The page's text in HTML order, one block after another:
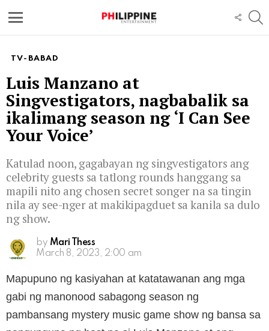
TV-BABAD
Luis Manzano at
Singvestigators, nagbabalik sa
ikalimang season ng ‘I Can See
Your Voice’
Katulad noon, gagabayan ng singvestigators ang
celebrity guests sa tatlong rounds hanggang sa
mapili nito ang chosen secret songer na sa tingin
nila ay see-nger at makikipagduet sa kanila sa dulo
ng show.
by Mari Thess
March 8, 2023, 2:00 am
Mapupuno ng kasiyahan at katatawanan ang mga
gabi ng manonood sabagong season ng
pambansang mystery music game show ng bansa sa